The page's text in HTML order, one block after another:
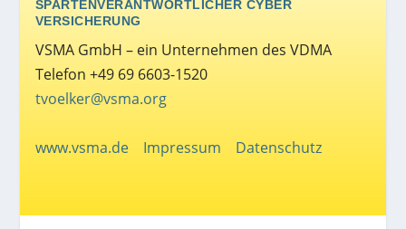
SPARTENVERANTWORTLICHER CYBER
VERSICHERUNG
VSMA GmbH – ein Unternehmen des VDMA
Telefon +49 69 6603-1520
tvoelker@vsma.org
www.vsma.de Impressum Datenschutz